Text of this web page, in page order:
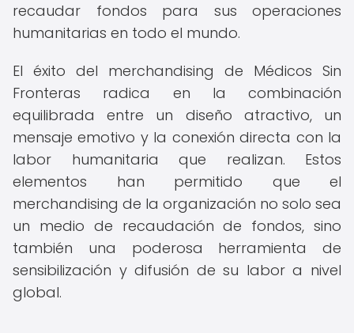
recaudar fondos para sus operaciones
humanitarias en todo el mundo.
El éxito del merchandising de Médicos Sin
Fronteras radica en la combinación
equilibrada entre un diseño atractivo, un
mensaje emotivo y la conexión directa con la
labor humanitaria que realizan. Estos
elementos han permitido que el
merchandising de la organización no solo sea
un medio de recaudación de fondos, sino
también una poderosa herramienta de
sensibilización y difusión de su labor a nivel
global.